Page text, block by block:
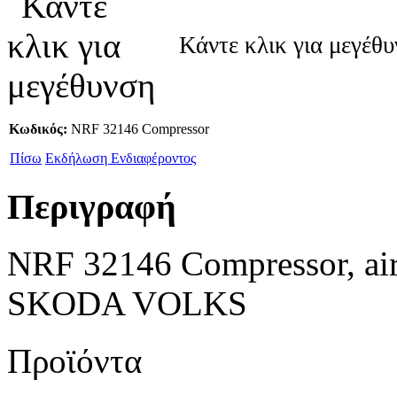
Κάντε κλικ για
Κωδικός: NRF 32146 Compressor
Πίσω Εκδήλωση Ενδιαφέροντος
Περιγραφή
NRF 32146 Compressor,
SKODA VOLKS
Προϊόντα